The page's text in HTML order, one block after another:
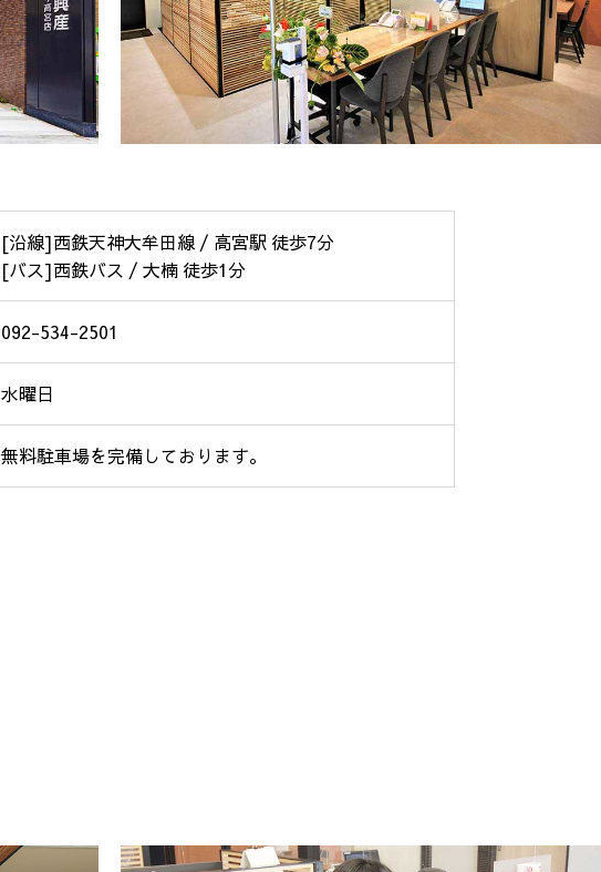
[沿線]西鉄天神大牟田線 / 高宮駅 徒歩7分
[バス]西鉄バス / 大楠 徒歩1分
092-534-2501
水曜日
無料駐車場を完備しております。